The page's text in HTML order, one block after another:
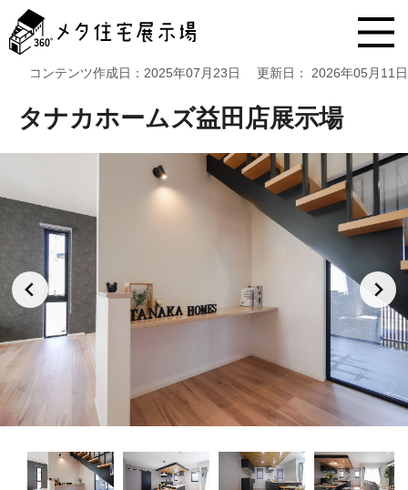
タ
住
ン
ッ
プ
コンテンツ作成日： 2025年07月23日 更新日： 2026年05月11日
タナカホームズ益田店展示場